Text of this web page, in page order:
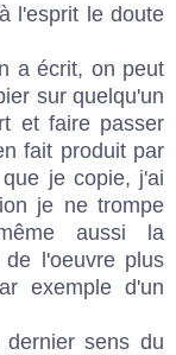
l'esprit le doute
a écrit, on peut
sur quelqu'un
et faire passer
fait produit par
je copie, j'ai
je ne trompe
aussi la
l'oeuvre plus
exemple d'un
sens du